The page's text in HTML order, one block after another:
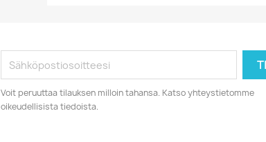
Voit peruuttaa tilauksen milloin tahansa. Katso yhteystietomme
oikeudellisista tiedoista.